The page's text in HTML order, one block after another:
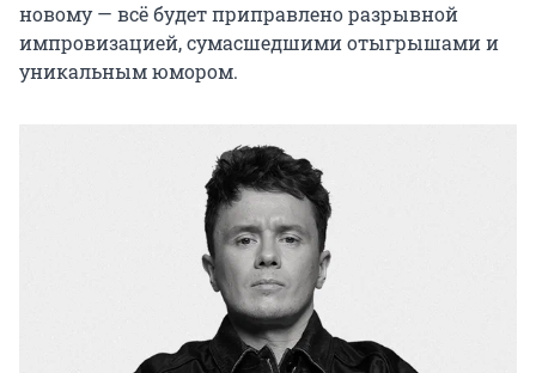
новому — всё будет приправлено разрывной
импровизацией, сумасшедшими отыгрышами и
уникальным юмором.